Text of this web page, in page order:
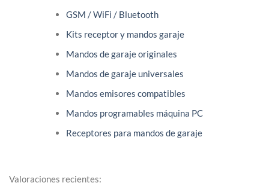
GSM / WiFi / Bluetooth
Kits receptor y mandos garaje
Mandos de garaje originales
Mandos de garaje universales
Mandos emisores compatibles
Mandos programables máquina PC
Receptores para mandos de garaje
Valoraciones recientes: